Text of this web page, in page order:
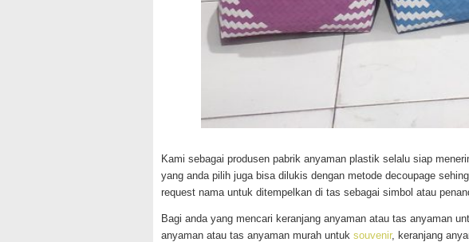
Kami sebagai produsen pabrik anyaman plastik selalu siap
yang anda pilih juga bisa dilukis dengan metode decoupage
request nama untuk ditempelkan di tas sebagai simbol atau
Bagi anda yang mencari keranjang anyaman atau tas anyaman
anyaman atau tas anyaman murah untuk souvenir, keranjang